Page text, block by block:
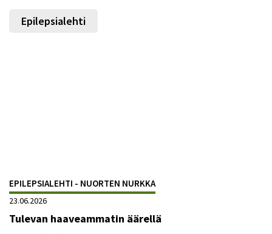
Epilepsialehti
EPILEPSIALEHTI - NUORTEN NURKKA
23.06.2026
Tulevan haaveammatin äärellä